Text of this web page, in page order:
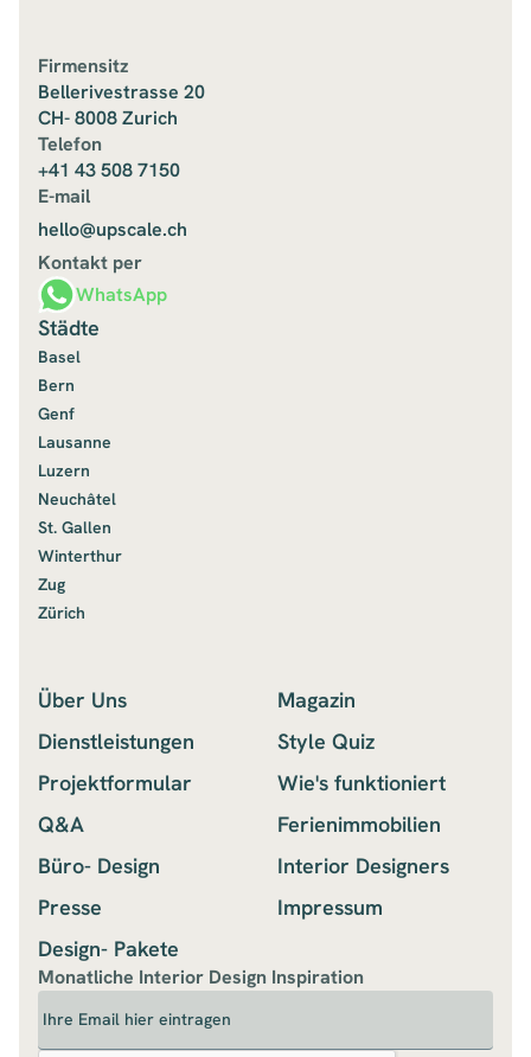
Firmensitz
Bellerivestrasse 20
CH- 8008 Zurich
Telefon
+41 43 508 7150
E-mail
hello@upscale.ch
Kontakt per
WhatsApp
Städte
Basel
Bern
Genf
Lausanne
Luzern
Neuchâtel
St. Gallen
Winterthur
Zug
Zürich
Über Uns
Magazin
Dienstleistungen
Style Quiz
Projektformular
Wie's funktioniert
Q&A
Ferienimmobilien
Büro- Design
Interior Designers
Presse
Impressum
Design- Pakete
Monatliche Interior Design Inspiration